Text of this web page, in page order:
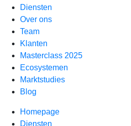
Diensten
Over ons
Team
Klanten
Masterclass 2025
Ecosystemen
Marktstudies
Blog
Homepage
Diensten